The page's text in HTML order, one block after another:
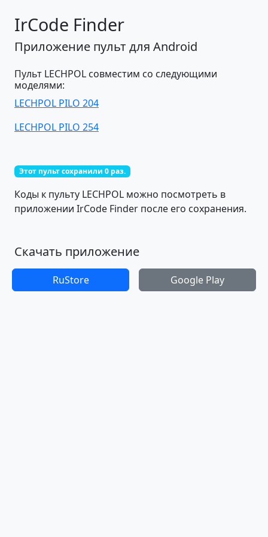
IrCode Finder
Приложение пульт для Android
Пульт LECHPOL совместим со следующими
моделями:
LECHPOL PILO 204
LECHPOL PILO 254
Этот пульт сохранили 0 раз.
Коды к пульту LECHPOL можно посмотреть в
приложении IrCode Finder после его сохранения.
Скачать приложение
RuStore Google Play